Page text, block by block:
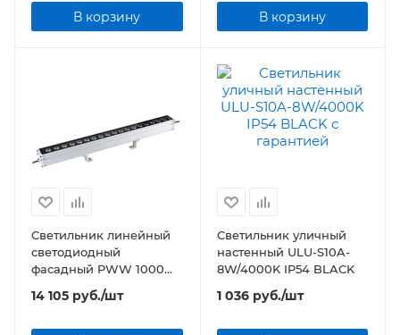
В корзину В корзину
Светильник линейный
светодиодный
фасадный PWW 1000
24W 2160Lm 15° 6500K
IP65 Jazzway
14 105 руб./шт
Светильник уличный
настенный ULU-S10A-
8W/4000K IP54 BLACK
1 036руб./шт